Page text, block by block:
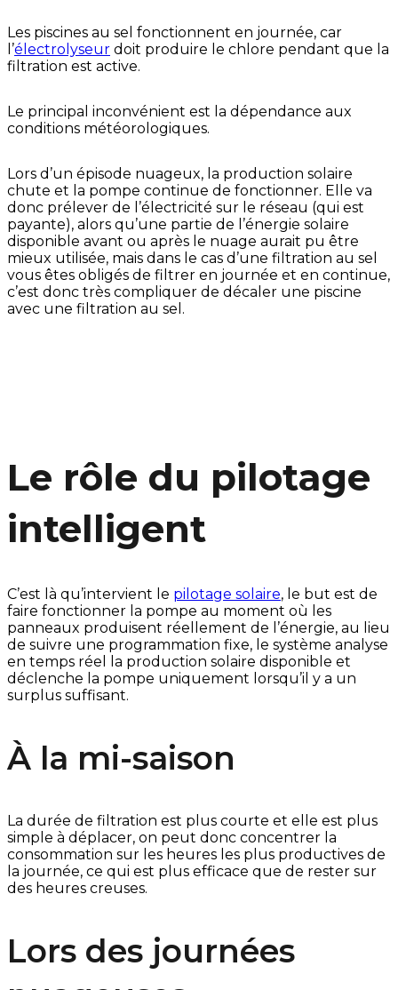
Les piscines au sel fonctionnent en journée, car
l’électrolyseur doit produire le chlore pendant que la
filtration est active.
Le principal inconvénient est la dépendance aux
conditions météorologiques.
Lors d’un épisode nuageux, la production solaire
chute et la pompe continue de fonctionner. Elle va
donc prélever de l’électricité sur le réseau (qui est
payante), alors qu’une partie de l’énergie solaire
disponible avant ou après le nuage aurait pu être
mieux utilisée, mais dans le cas d’une filtration au sel
vous êtes obligés de filtrer en journée et en continue,
c’est donc très compliquer de décaler une piscine
avec une filtration au sel.
Le rôle du pilotage
intelligent
C’est là qu’intervient le pilotage solaire, le but est de
faire fonctionner la pompe au moment où les
panneaux produisent réellement de l’énergie, au lieu
de suivre une programmation fixe, le système analyse
en temps réel la production solaire disponible et
déclenche la pompe uniquement lorsqu’il y a un
surplus suffisant.
À la mi-saison
La durée de filtration est plus courte et elle est plus
simple à déplacer, on peut donc concentrer la
consommation sur les heures les plus productives de
la journée, ce qui est plus efficace que de rester sur
des heures creuses.
Lors des journées